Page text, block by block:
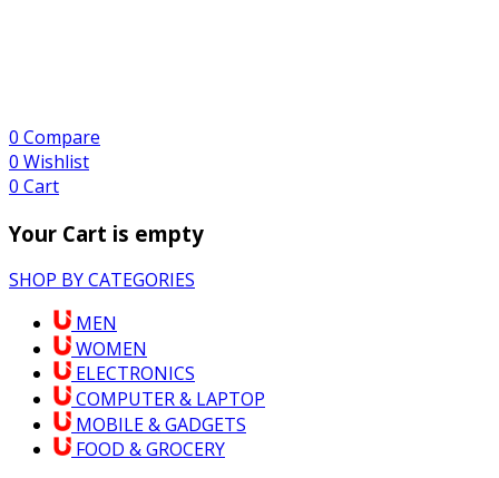
0 Compare
0 Wishlist
0 Cart
Your Cart is empty
SHOP BY CATEGORIES
MEN
WOMEN
ELECTRONICS
COMPUTER & LAPTOP
MOBILE & GADGETS
FOOD & GROCERY